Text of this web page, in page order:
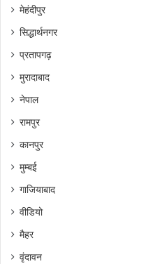
मेहंदीपुर
सिद्धार्थनगर
प्रतापगढ़
मुरादाबाद
नेपाल
रामपुर
कानपुर
मुम्बई
गाजियाबाद
वीडियो
मैहर
वृंदावन